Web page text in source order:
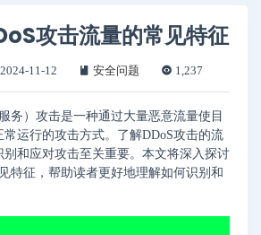
攻击流量的常见特征
2024-11-12 安全问题 1,237
务）攻击是一种通过大量恶意流量使目
运行的攻击方式。了解DDoS攻击的流
和应对攻击至关重要。本文将深入探讨
特征，帮助读者更好地理解如何识别和